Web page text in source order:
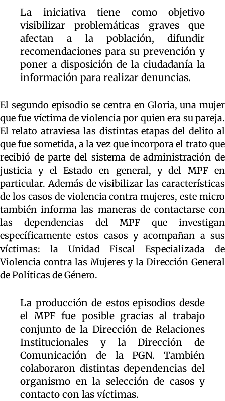
La iniciativa tiene como objetivo
visibilizar problemáticas graves que
afectan a la población, difundir
recomendaciones para su prevención y
poner a disposición de la ciudadanía la
información para realizar denuncias.
El segundo episodio se centra en Gloria, una mujer
que fue víctima de violencia por quien era su pareja.
El relato atraviesa las distintas etapas del delito al
que fue sometida, a la vez que incorpora el trato que
recibió de parte del sistema de administración de
justicia y el Estado en general, y del MPF en
particular. Además de visibilizar las características
de los casos de violencia contra mujeres, este micro
también informa las maneras de contactarse con
las dependencias del MPF que investigan
específicamente estos casos y acompañan a sus
víctimas: la Unidad Fiscal Especializada de
Violencia contra las Mujeres y la Dirección General
de Políticas de Género.
La producción de estos episodios desde
el MPF fue posible gracias al trabajo
conjunto de la Dirección de Relaciones
Institucionales y la Dirección de
Comunicación de la PGN. También
colaboraron distintas dependencias del
organismo en la selección de casos y
contacto con las víctimas.